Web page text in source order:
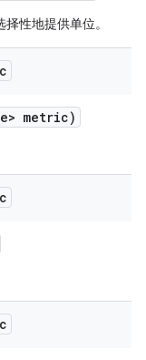
择性地提供单位。
metric)